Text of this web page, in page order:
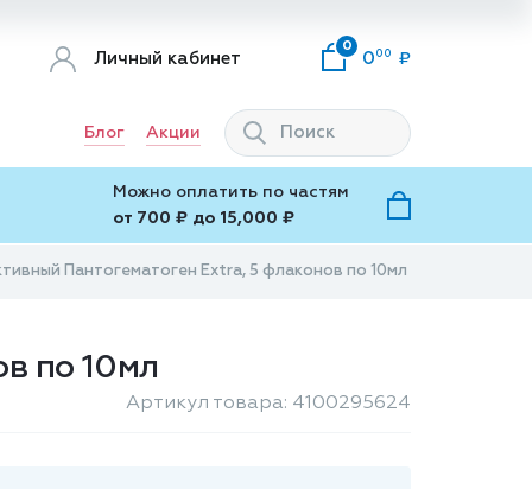
Личный кабинет
0
0 00
Блог Акции
Можно оплатить по частям
от 700 ₽ до 15,000 ₽
Пантогематоген Extra, 5 флаконов по 10мл
по 10мл
Артикул товара: 4100295624